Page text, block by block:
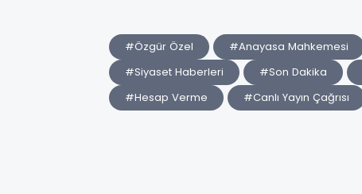
#Özgür Özel #Anayasa Mahkemesi
#Siyaset Haberleri
#Son Dakika
#Hesap Verme
#Canlı Yayın Çağrısı